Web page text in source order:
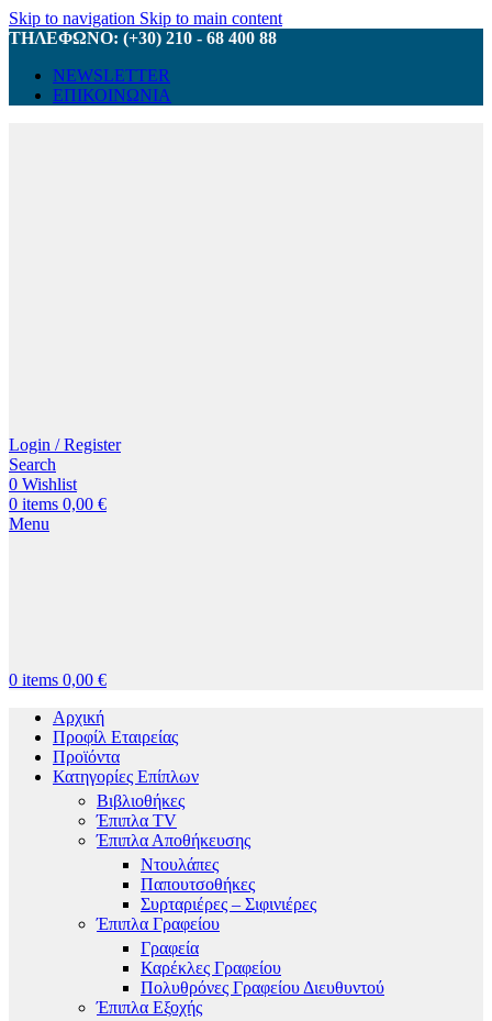
Skip to navigation Skip to main content
ΤΗΛΕΦΩΝΟ: (+30) 210 - 68 400 88
NEWSLETTER
ΕΠΙΚΟΙΝΩΝΙΑ
Login / Register
Search
0 Wishlist
0 items 0,00 €
Menu
0 items 0,00 €
Αρχική
Προφίλ Εταιρείας
Προϊόντα
Κατηγορίες Επίπλων
Βιβλιοθήκες
Έπιπλα TV
Έπιπλα Αποθήκευσης
Ντουλάπες
Παπουτσοθήκες
Συρταριέρες – Σιφινιέρες
Έπιπλα Γραφείου
Γραφεία
Καρέκλες Γραφείου
Πολυθρόνες Γραφείου Διευθυντού
Έπιπλα Εξοχής